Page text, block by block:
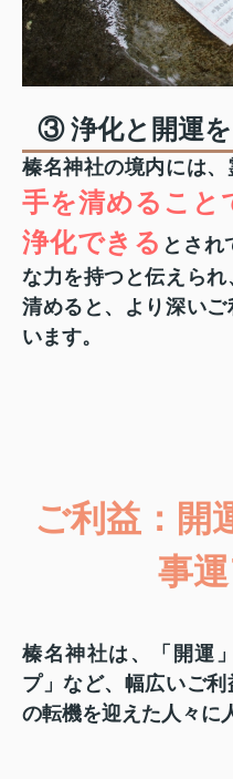
③ 浄化と開運
榛名神社の境内には、
手を清めること
浄化できる とされ
な力を持つと伝えら
清めると、より深い
います。
ご利益：開
事
榛名神社は、「開運
プ」など、幅広いご
の転機を迎えた人々に